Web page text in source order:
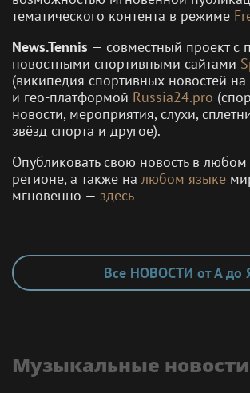
WTA
турнира WTA в Торонто
News.Tennis— новости о теннисе,
турнирах, событиях из мира тенниса
ленте с ежеминутным обновлением
формате 24/7на основе авторской
информационно-поисковой системы
News.Tennis— совместный проект с
новостными спортивными сайтами
(википедия спортивных новостей на
Опубликовать свою новость в любом